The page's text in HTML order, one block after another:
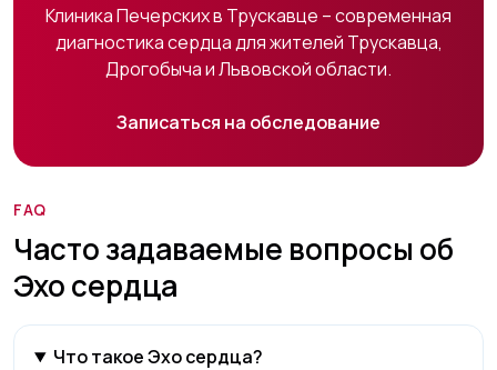
Клиника Печерских в Трускавце – современная
диагностика сердца для жителей Трускавца,
Дрогобыча и Львовской области.
Записаться на обследование
FAQ
Часто задаваемые вопросы об
Эхо сердца
Что такое Эхо сердца?